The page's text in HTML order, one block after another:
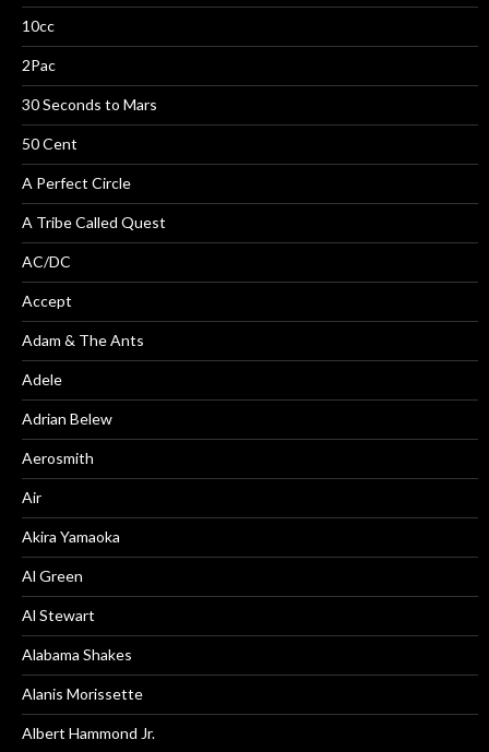
10cc
2Pac
30 Seconds to Mars
50 Cent
A Perfect Circle
A Tribe Called Quest
AC/DC
Accept
Adam & The Ants
Adele
Adrian Belew
Aerosmith
Air
Akira Yamaoka
Al Green
Al Stewart
Alabama Shakes
Alanis Morissette
Albert Hammond Jr.